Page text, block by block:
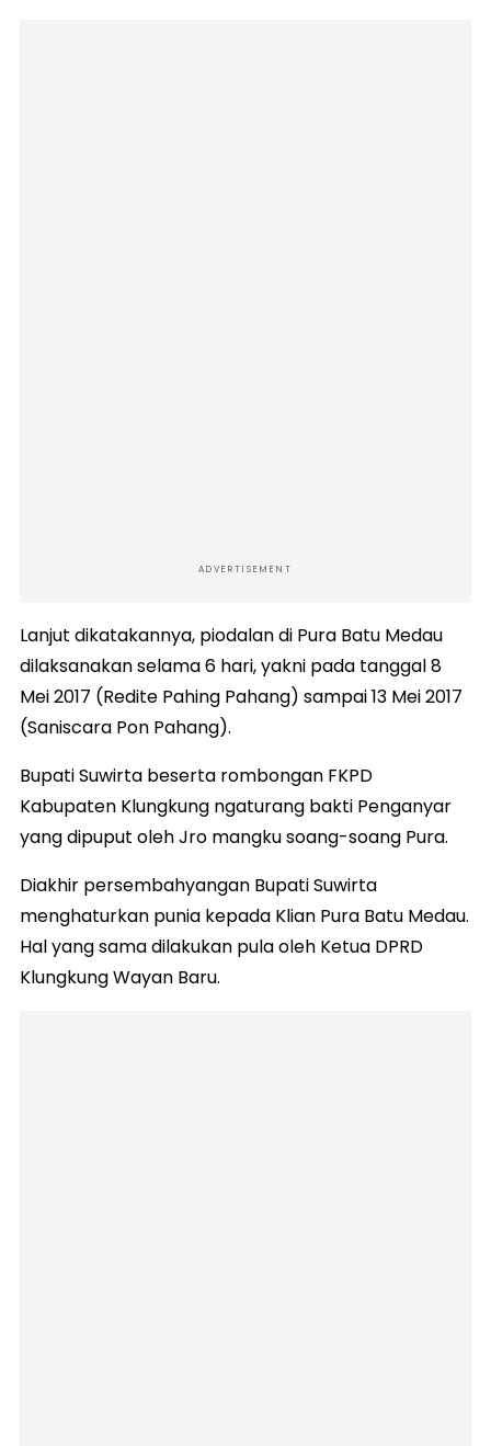
ADVERTISEMENT
Lanjut dikatakannya, piodalan di Pura Batu Medau
dilaksanakan selama 6 hari, yakni pada tanggal 8
Mei 2017 (Redite Pahing Pahang) sampai 13 Mei 2017
(Saniscara Pon Pahang).
Bupati Suwirta beserta rombongan FKPD
Kabupaten Klungkung ngaturang bakti Penganyar
yang dipuput oleh Jro mangku soang-soang Pura.
Diakhir persembahyangan Bupati Suwirta
menghaturkan punia kepada Klian Pura Batu Medau.
Hal yang sama dilakukan pula oleh Ketua DPRD
Klungkung Wayan Baru.